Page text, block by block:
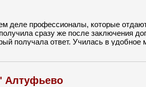
деле профессионалы, которые
сразу же после заключения
получала ответ. Училась в удобное
составляла непосредственно с
Алтуфьево